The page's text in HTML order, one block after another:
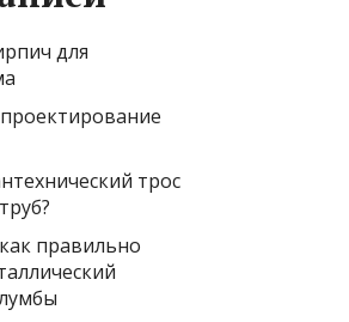
для
трос
правильно